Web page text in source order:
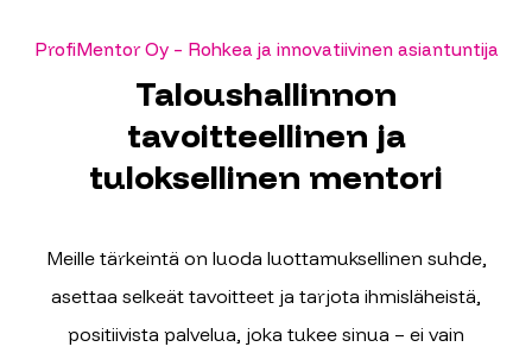
ProfiMentor Oy – Rohkea ja innovatiivinen asiantuntija
Taloushallinnon
tavoitteellinen ja
tuloksellinen mentori
Meille tärkeintä on luoda luottamuksellinen suhde,
asettaa selkeät tavoitteet ja tarjota ihmisläheistä,
positiivista palvelua, joka tukee sinua – ei vain